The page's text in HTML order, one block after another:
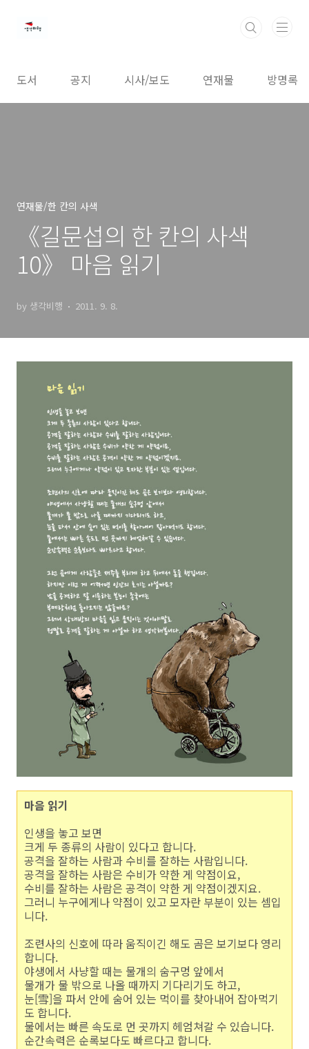
도서 공지 시사/보도 연재물 방명록
연재물/한 칸의 사색
《길문섭의 한 칸의 사색
10》 마음 읽기
by 생각비행 2011. 9. 8.
마음 읽기
인생을 놓고 보면
크게 두 종류의 사람이 있다고 합니다.
공격을 잘하는 사람과 수비를 잘하는 사람입니다.
공격을 잘하는 사람은 수비가 약한 게 약점이요,
수비를 잘하는 사람은 공격이 약한 게 약점이겠지요.
그러니 누구에게나 약점이 있고 모자란 부분이 있는 셈입
니다.
조련사의 신호에 따라 움직이긴 해도 곰은 보기보다 영리
합니다.
야생에서 사냥할 때는 물개의 숨구멍 앞에서
물개가 물 밖으로 나올 때까지 기다리기도 하고,
눈[雪]을 파서 안에 숨어 있는 먹이를 찾아내어 잡아먹기
도 합니다.
물에서는 빠른 속도로 먼 곳까지 헤엄쳐갈 수 있습니다.
순간속력은 순록보다도 빠르다고 합니다.